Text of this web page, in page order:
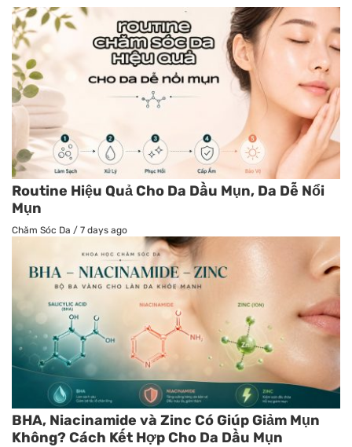
Routine Hiệu Quả Cho Da Dầu Mụn, Da Dễ Nổi
Mụn
Chăm Sóc Da / 7 days ago
BHA, Niacinamide và Zinc Có Giúp Giảm Mụn
Không? Cách Kết Hợp Cho Da Dầu Mụn